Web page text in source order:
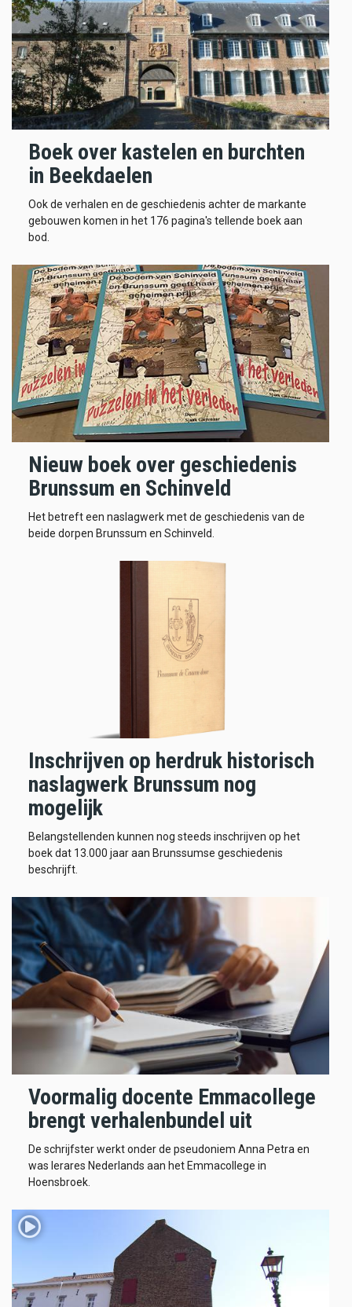
Boek over kastelen en burchten
in Beekdaelen
Ook de verhalen en de geschiedenis achter de markante
gebouwen komen in het 176 pagina's tellende boek aan
bod.
Nieuw boek over geschiedenis
Brunssum en Schinveld
Het betreft een naslagwerk met de geschiedenis van de
beide dorpen Brunssum en Schinveld.
Inschrijven op herdruk historisch
naslagwerk Brunssum nog
mogelijk
Belangstellenden kunnen nog steeds inschrijven op het
boek dat 13.000 jaar aan Brunssumse geschiedenis
beschrijft.
Voormalig docente Emmacollege
brengt verhalenbundel uit
De schrijfster werkt onder de pseudoniem Anna Petra en
was lerares Nederlands aan het Emmacollege in
Hoensbroek.